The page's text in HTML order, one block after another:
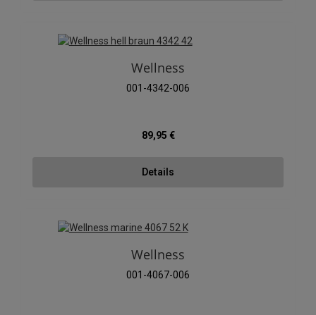
Wellness
001-4342-006
Regulärer Preis:
89,95 €
Details
Wellness
001-4067-006